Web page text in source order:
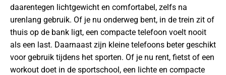
daarentegen lichtgewicht en comfortabel, zelfs na
urenlang gebruik. Of je nu onderweg bent, in de trein zit of
thuis op de bank ligt, een compacte telefoon voelt nooit
als een last. Daarnaast zijn kleine telefoons beter geschikt
voor gebruik tijdens het sporten. Of je nu rent, fietst of een
workout doet in de sportschool, een lichte en compacte